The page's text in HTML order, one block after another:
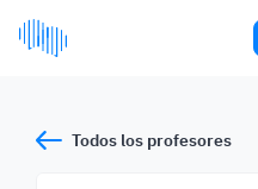
Todos los profesores